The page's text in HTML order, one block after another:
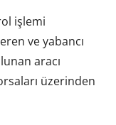
işlemi
ve yabancı
aracı
üzerinden